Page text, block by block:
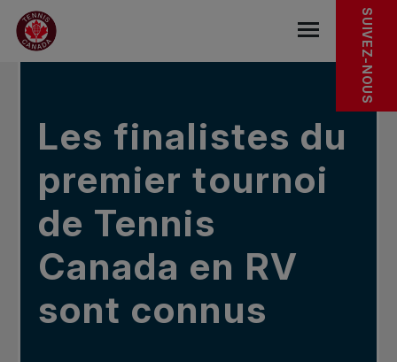
Sauter au menu principal
Sauter au contenu principal
Sauter au pied de page
DANS LES NOUVELLES SUIVEZ-NOUS
Les finalistes du
premier tournoi
de Tennis
Canada en RV
sont connus